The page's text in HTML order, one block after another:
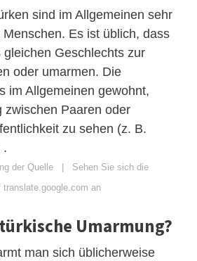
sind im Allgemeinen sehr
Es ist üblich, dass
Geschlechts zur
oder umarmen. Die
im Allgemeinen gewohnt,
zwischen Paaren oder
zu sehen (z. B.
.
der Quelle | Sehen Sie sich die
an
Umarmung?
man sich üblicherweise